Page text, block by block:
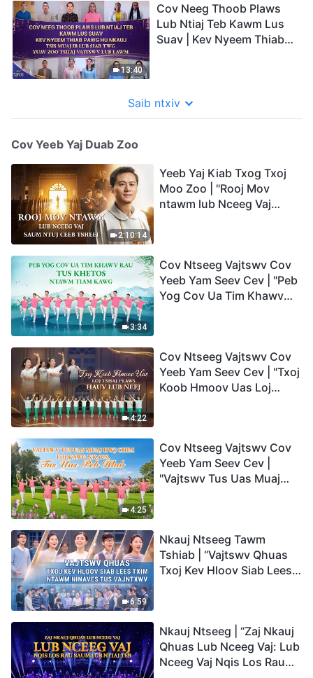
13:40
Cov Neeg Thoob Plaws
Lub Ntiaj Teb Kawm Lus
Suav | Kev Nyeem Thiab
Lub Lawm | 2026 Cov
Suab Qhuas
Saib ntxiv
Cov Yeeb Yaj Duab Zoo
2:10:14
Yeeb Yaj Kiab Txog Txoj
Moo Zoo | "Rooj Mov
ntawm lub Nceeg Vaj
3:34
Cov Ntseeg Vajtswv Cov
Yeeb Yam Seev Cev | "Peb
Yog Cov Ua Tim Khawv
4:22
Cov Ntseeg Vajtswv Cov
Yeeb Yam Seev Cev | "Txoj
Koob Hmoov Uas Loj
4:25
Cov Ntseeg Vajtswv Cov
Yeeb Yam Seev Cev |
"Vajtswv Tus Uas Muaj
6:59
Nkauj Ntseeg Tawm
Tshiab | “Vajtswv Qhuas
Txoj Kev Hloov Siab Lees
Nkauj Ntseeg | “Zaj Nkauj
Qhuas Lub Nceeg Vaj: Lub
Nceeg Vaj Nqis Los Rau